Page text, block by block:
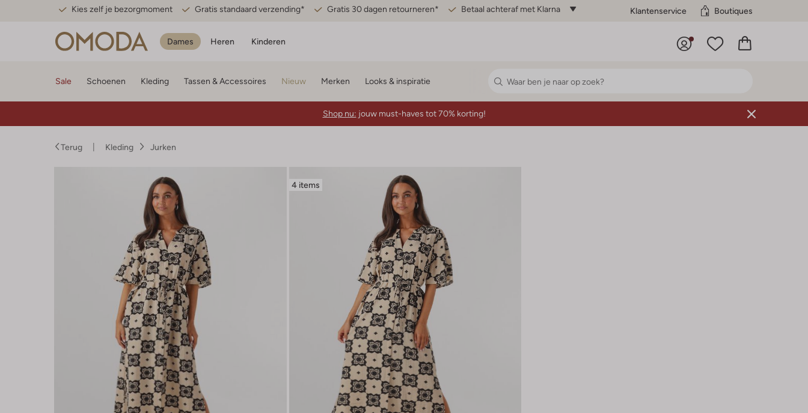
Kies zelf je bezorgmoment Gratis standaard verzending* Gratis 30 dagen retourneren* Betaal achteraf met Klarna Klantenservice Boutiques
Dames Heren Kinderen
Sale Schoenen Kleding Tassen & Accessoires Nieuw Merken Looks & inspiratie
Shop nu: jouw must-haves tot 70% korting!
Terug Kleding Jurken
4 items